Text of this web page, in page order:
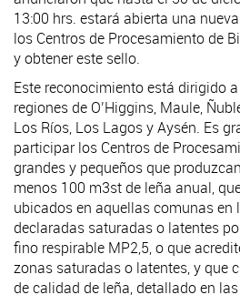
13:00 hrs. estará abierta una
los Centros de Procesamiento de
y obtener este sello.
Este reconocimiento está dirigido
regiones de O’Higgins, Maule,
Los Ríos, Los Lagos y Aysén. Es
participar los Centros de
grandes y pequeños que
menos 100 m3st de leña anual,
ubicados en aquellas comunas en
declaradas saturadas o latentes
fino respirable MP2,5, o que
zonas saturadas o latentes, y que
de calidad de leña, detallado en